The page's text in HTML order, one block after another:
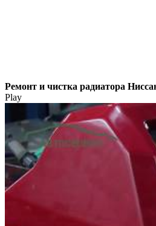
Ремонт и чистка радиатора
Play